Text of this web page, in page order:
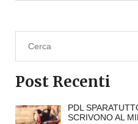
Post Recenti
PDL
SCRIVONO AL